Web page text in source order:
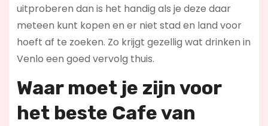
uitproberen dan is het handig als je deze daar
meteen kunt kopen en er niet stad en land voor
hoeft af te zoeken. Zo krijgt gezellig wat drinken in
Venlo een goed vervolg thuis.
Waar moet je zijn voor
het beste Cafe van